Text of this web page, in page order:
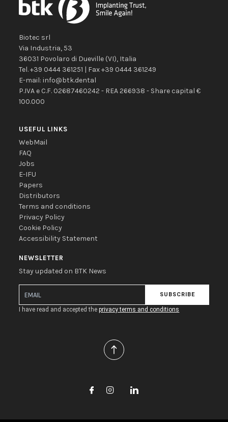
Biotec srl
Via Industria, 53
36031 Povolaro di Dueville (VI), Italia
Tel.+39 0444 361251 | Fax+39 0444 361249
E-mail:info@btk.dental
P.IVA e C.F. 02687460242 - REA 266938 - Share capital €
100.000
USEFUL LINKS
WebMail
FAQ
Jobs
E-IFU
Papers
Distributors
Terms and conditions
Privacy Policy
Cookie Policy
Accessibility Statement
NEWSLETTER
Stay updated on BTK News
SUBSCRIBE
I have read and accepted theprivacy terms and conditions